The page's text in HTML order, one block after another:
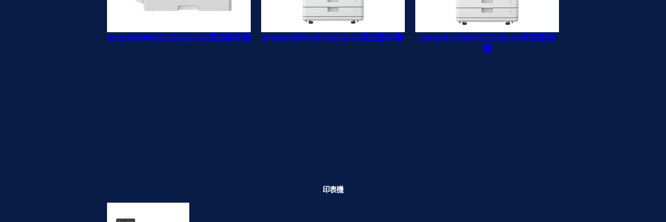
imageRUNNER 2224N A3黑白影印機 imageRUNNER 2925i A3黑白影印機
imageRUNNER C3326i A3彩色影印
機
印表機